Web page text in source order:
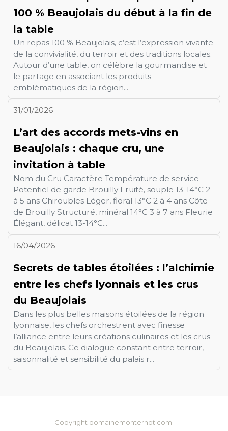
100 % Beaujolais du début à la fin de
la table
Un repas 100 % Beaujolais, c’est l’expression vivante
de la convivialité, du terroir et des traditions locales.
Autour d’une table, on célèbre la gourmandise et
le partage en associant les produits
emblématiques de la région...
31/01/2026
L’art des accords mets-vins en
Beaujolais : chaque cru, une
invitation à table
Nom du Cru Caractère Température de service
Potentiel de garde Brouilly Fruité, souple 13-14°C 2
à 5 ans Chiroubles Léger, floral 13°C 2 à 4 ans Côte
de Brouilly Structuré, minéral 14°C 3 à 7 ans Fleurie
Élégant, délicat 13-14°C...
16/04/2026
Secrets de tables étoilées : l’alchimie
entre les chefs lyonnais et les crus
du Beaujolais
Dans les plus belles maisons étoilées de la région
lyonnaise, les chefs orchestrent avec finesse
l’alliance entre leurs créations culinaires et les crus
du Beaujolais. Ce dialogue constant entre terroir,
saisonnalité et sensibilité du palais r...
Copyright domainemonternot.com.